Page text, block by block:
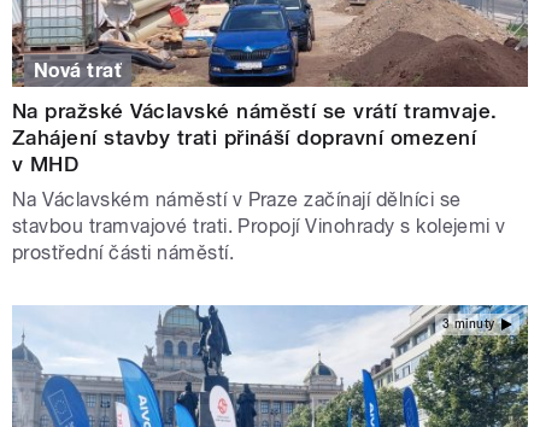
Nová trať
Na pražské Václavské náměstí se vrátí tramvaje.
Zahájení stavby trati přináší dopravní omezení
v MHD
Na Václavském náměstí v Praze začínají dělníci se
stavbou tramvajové trati. Propojí Vinohrady s kolejemi v
prostřední části náměstí.
3 minuty